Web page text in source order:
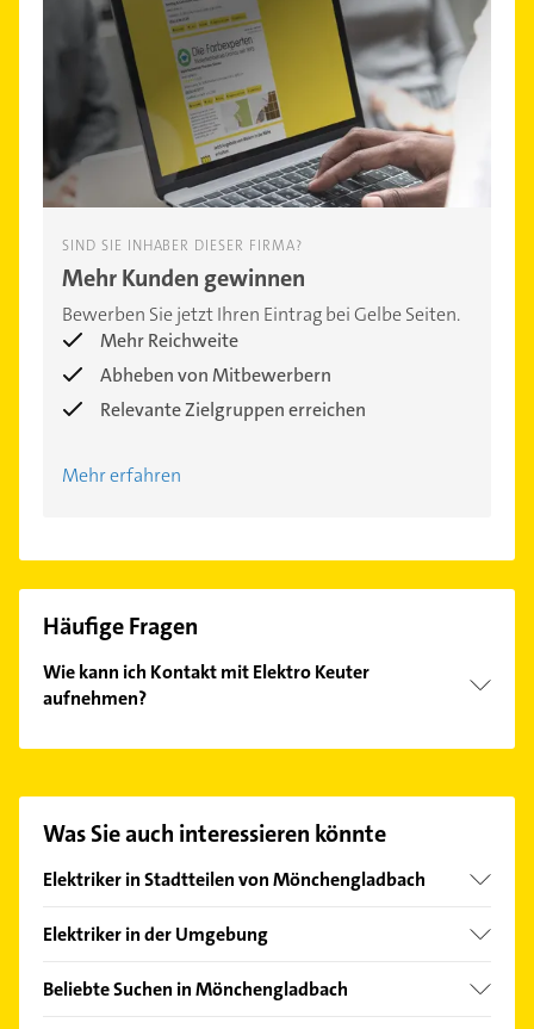
SIND SIE INHABER DIESER FIRMA?
Mehr Kunden gewinnen
Bewerben Sie jetzt Ihren Eintrag bei Gelbe Seiten.
Mehr Reichweite
Abheben von Mitbewerbern
Relevante Zielgruppen erreichen
Mehr erfahren
Häufige Fragen
Wie kann ich Kontakt mit Elektro Keuter
aufnehmen?
finden Sie alleKontaktdaten.
Was Sie auch interessieren könnte
Elektriker in Stadtteilen von Mönchengladbach
Beckrath
Eicken
Elektriker in der Umgebung
Korschenbroich
Beliebte Suchen in Mönchengladbach